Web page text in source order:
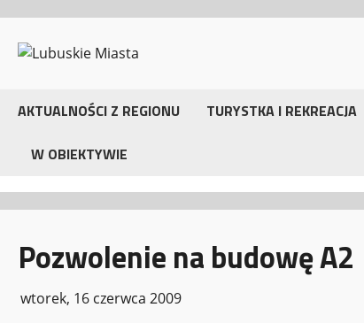
AKTUALNOŚCI Z REGIONU TURYSTKA I REKREACJA
W OBIEKTYWIE
Pozwolenie na budowę A2
wtorek, 16 czerwca 2009